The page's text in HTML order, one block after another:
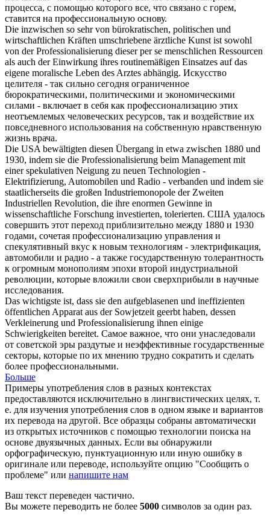
процесса, с помощью которого все, что связано с горем,
ставится на профессиональную основу.
Die inzwischen so sehr von bürokratischen, politischen und
wirtschaftlichen Kräften umschriebene ärztliche Kunst ist sowohl
von derProfessionalisierung dieser per se menschlichen Ressourcen
als auch der Einwirkung ihres routinemäßigen Einsatzes auf das
eigene moralische Leben des Arztes abhängig. Искусство
целителя - так сильно сегодня ограниченное
бюрократическими, политическими и экономическими
силами - включает в себя как профессионализацию этих
неотъемлемых человеческих ресурсов, так и воздействие их
повседневного использования на собственную нравственную
жизнь врача.
Die USA bewältigten diesen Übergang in etwa zwischen 1880 und
1930, indem sie die Professionalisierung beim Management mit
einer spekulativen Neigung zu neuen Technologien -
Elektrifizierung, Automobilen und Radio - verbanden und indem sie
staatlicherseits die großen Industriemonopole der Zweiten
Industriellen Revolution, die ihre enormen Gewinne in
wissenschaftliche Forschung investierten, tolerierten. США удалось
совершить этот переход приблизительно между 1880 и 1930
годами, сочетая профессионализацию управления и
спекулятивный вкус к новым технологиям - электрификация,
автомобили и радио - а также государственную толерантность
к огромным монополиям эпохи второй индустриальной
революции, которые вложили свои сверхприбыли в научные
исследования.
Das wichtigste ist, dass sie den aufgeblasenen und ineffizienten
öffentlichen Apparat aus der Sowjetzeit geerbt haben, dessen
Verkleinerung und Professionalisierung ihnen einige
Schwierigkeiten bereitet. Самое важное, что они унаследовали
от советской эры раздутые и неэффективные государственные
секторы, которые по их мнению трудно сократить и сделать
более профессиональными.
Больше
Примеры употребления слов в разных контекстах
предоставляются исключительно в лингвистических целях, т.
е. для изучения употребления слов в одном языке и вариантов
их перевода на другой. Все образцы собраны автоматически
из открытых источников с помощью технологии поиска на
основе двуязычных данных. Если вы обнаружили
орфографическую, пунктуационную или иную ошибку в
оригинале или переводе, используйте опцию "Сообщить о
проблеме" или напишите нам
Ваш текст переведен частично.
Вы можете переводить не более 5000 символов за один раз.